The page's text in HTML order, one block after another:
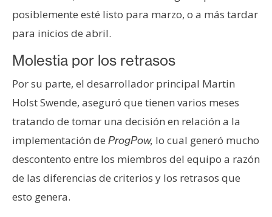
e
n
s
T
e
m
a
s
R
posiblemente esté listo para marzo, o a más tardar
para inicios de abril.
Molestia por los retrasos
Por su parte, el desarrollador principal Martin
Holst Swende, aseguró que tienen varios meses
tratando de tomar una decisión en relación a la
implementación de ProgPow, lo cual generó mucho
descontento entre los miembros del equipo a razón
de las diferencias de criterios y los retrasos que
esto genera.